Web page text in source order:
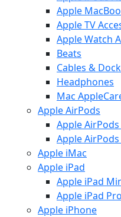
Apple
Apple TV
Apple Watch
Beats
Cables &
Headphones
Mac
Apple AirPods
Apple
Apple
Apple iMac
Apple iPad
Apple iPad
Apple iPad Pro
Apple iPhone